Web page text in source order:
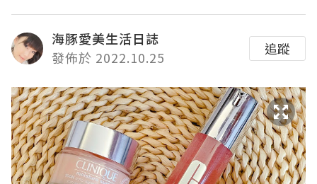
海豚愛美生活日誌
發佈於 2022.10.25
追蹤